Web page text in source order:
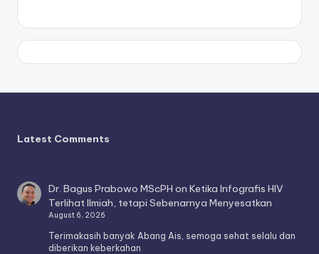
Latest Comments
Dr. Bagus Prabowo MScPH onKetika Infografis HIV
Terlihat Ilmiah, tetapi Sebenarnya Menyesatkan
August 6, 2026
Terimakasih banyak Abang Ais, semoga sehat selalu dan
diberikan keberkahan